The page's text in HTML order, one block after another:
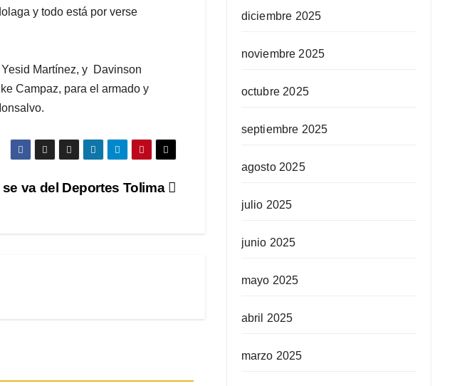
y todo está por verse
Martínez, y Davinson
Campaz, para el armado y
va del Deportes Tolima
diciembre 2025
noviembre 2025
octubre 2025
septiembre 2025
agosto 2025
julio 2025
junio 2025
mayo 2025
abril 2025
marzo 2025